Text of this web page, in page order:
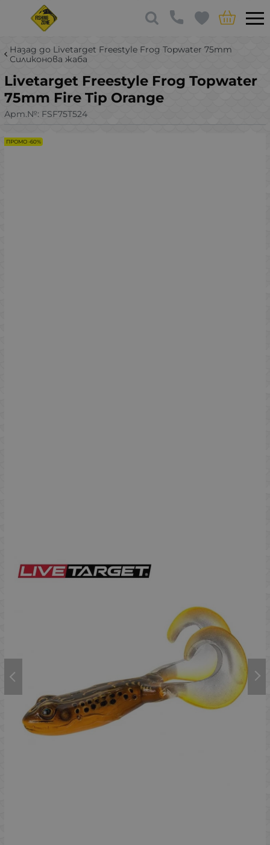
Назад до Livetarget Freestyle Frog Topwater 75mm
Силиконова жаба
Livetarget Freestyle Frog Topwater
75mm Fire Tip Orange
Арт.№: FSF75T524
ПРОМО -60%